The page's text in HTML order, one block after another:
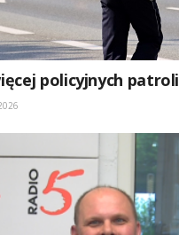
policyjnych patroli